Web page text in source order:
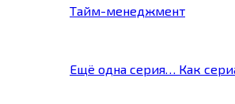
Тайм-менеджмент
Ещё одна серия… Как